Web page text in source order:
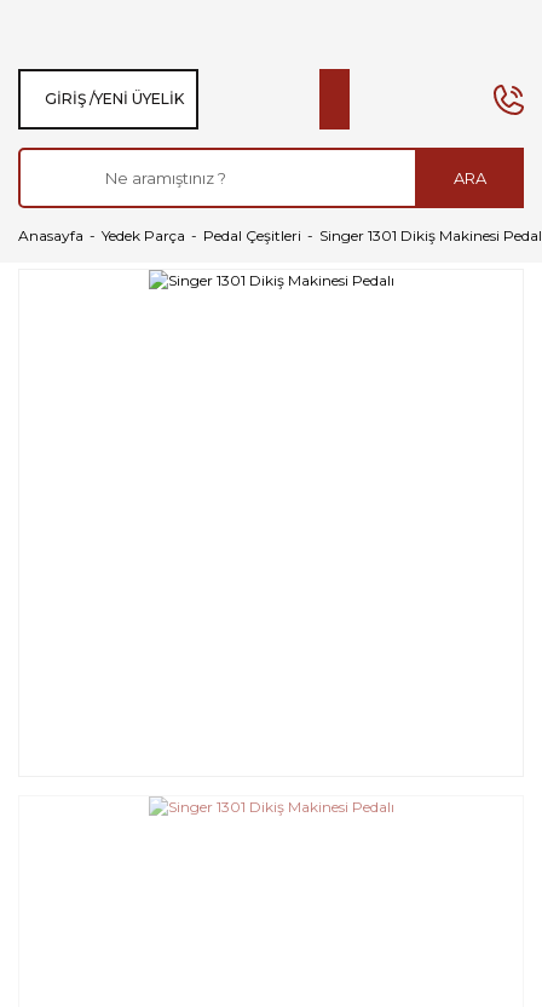
ARA
GIRIŞ /YENI ÜYELIK
Anasayfa Yedek Parça Pedal Çeşitleri Singer 1301 Dikiş Makinesi